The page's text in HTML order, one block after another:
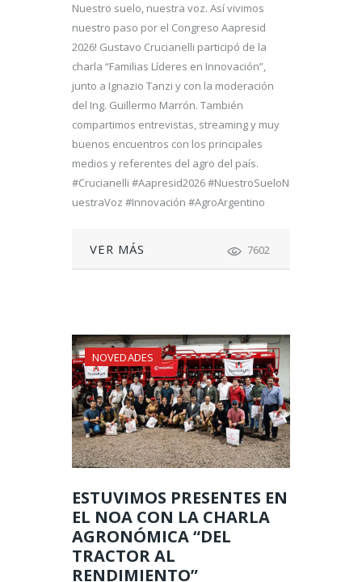
Nuestro suelo, nuestra voz. Así vivimos
nuestro paso por el Congreso Aapresid
2026! Gustavo Crucianelli participó de la
charla “Familias Líderes en Innovación”,
junto a Ignazio Tanzi y con la moderación
del Ing. Guillermo Marrón. También
compartimos entrevistas, streaming y muy
buenos encuentros con los principales
medios y referentes del agro del país.
#Crucianelli #Aapresid2026 #NuestroSueloN
uestraVoz #Innovación #AgroArgentino
VER MÁS 7602
NOVEDADES
ESTUVIMOS PRESENTES EN
EL NOA CON LA CHARLA
AGRONÓMICA “DEL
TRACTOR AL
RENDIMIENTO”